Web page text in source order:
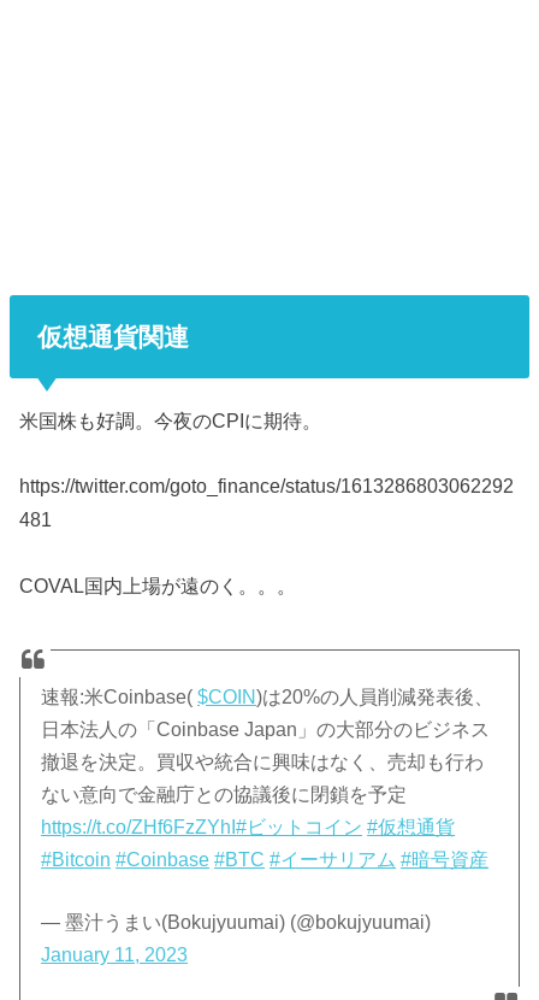
仮想通貨関連
米国株も好調。今夜のCPIに期待。
https://twitter.com/goto_finance/status/1613286803062292
481
COVAL国内上場が遠のく。。。
速報:米Coinbase($COIN)は20%の人員削減発表後、
日本法人の「Coinbase Japan」の大部分のビジネス
撤退を決定。買収や統合に興味はなく、売却も行わ
ない意向で金融庁との協議後に閉鎖を予定
https://t.co/ZHf6FzZYhI#ビットコイン #仮想通貨
#Bitcoin #Coinbase #BTC #イーサリアム #暗号資産
— 墨汁うまい(Bokujyuumai) (@bokujyuumai)
January 11, 2023